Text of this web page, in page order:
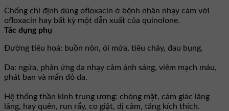
Chống chỉ định dùng ofloxacin ở bệnh nhân nhạy cảm với
ofloxacin hay bất kỳ một dẫn xuất của quinolone.
Tác dụng phụ
Ðường tiêu hoá: buồn nôn, ói mửa, tiêu chảy, đau bụng.
Da: ngứa, phản ứng da nhạy cảm ánh sáng, viêm mạch máu,
phát ban và mẩn đỏ da.
Hệ thống thần kinh trung ương: chóng mặt, cảm giác lâng
lâng, hay quên, run rẩy, co giật, dị cảm, tăng kích thích.